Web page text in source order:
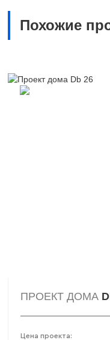
Похожие
ПРОЕКТ ДОМА
Цена проекта: